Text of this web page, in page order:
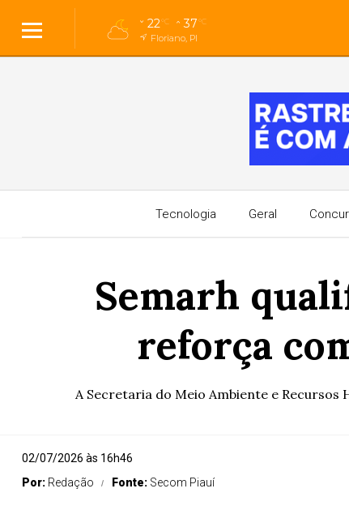
22°C 37°C
Floriano, PI
Tecnologia Geral
Semarh
reforça
A Secretaria do Meio Ambiente e
02/07/2026 às 16h46
Por: Redação Fonte: Secom Piauí